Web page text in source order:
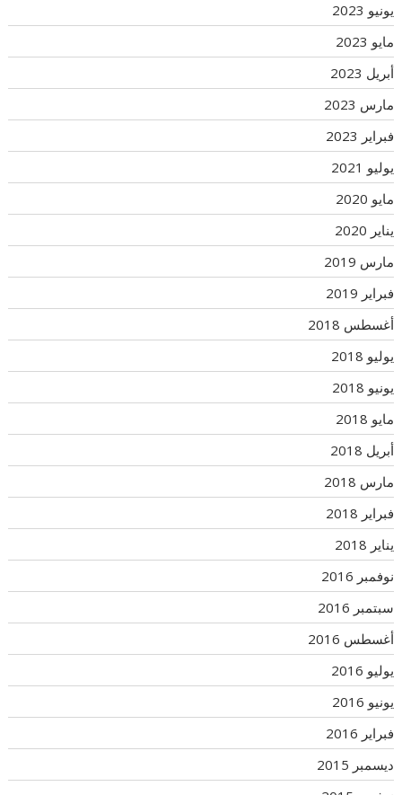
يونيو 2023
مايو 2023
أبريل 2023
مارس 2023
فبراير 2023
يوليو 2021
مايو 2020
يناير 2020
مارس 2019
فبراير 2019
أغسطس 2018
يوليو 2018
يونيو 2018
مايو 2018
أبريل 2018
مارس 2018
فبراير 2018
يناير 2018
نوفمبر 2016
سبتمبر 2016
أغسطس 2016
يوليو 2016
يونيو 2016
فبراير 2016
ديسمبر 2015